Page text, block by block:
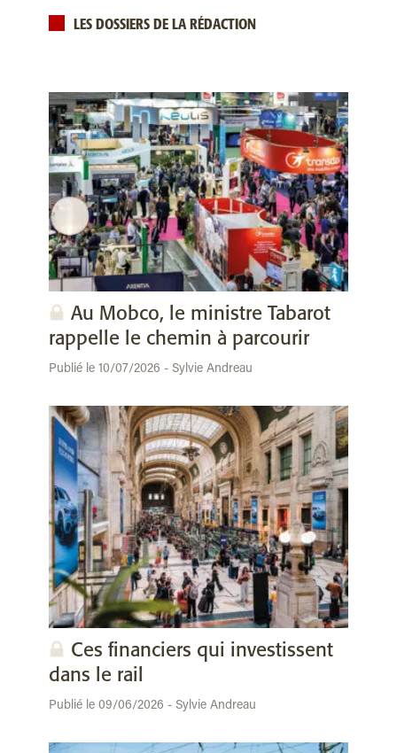
LES DOSSIERS DE LA RÉDACTION
Au Mobco, le ministre Tabarot
rappelle le chemin à parcourir
Publié le 10/07/2026 - Sylvie Andreau
Ces financiers qui investissent
dans le rail
Publié le 09/06/2026 - Sylvie Andreau